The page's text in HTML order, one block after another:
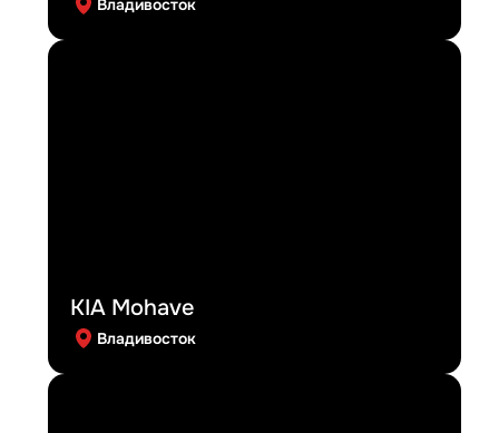
KIA Mohave
Владивосток